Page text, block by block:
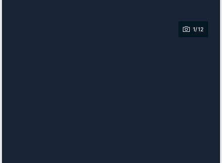
1/12